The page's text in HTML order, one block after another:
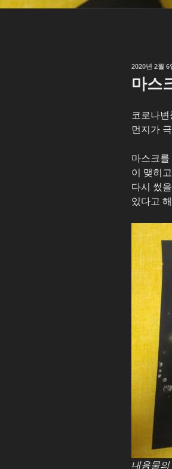
작
일
2020년 2월 6
마스
코로나
먼지가
마스크
이 맺히
다시 썼
있다고
내용물